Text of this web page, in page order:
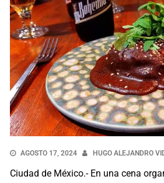
AGOSTO 17, 2024 HUGO ALEJANDRO
Ciudad de México.- En una cena